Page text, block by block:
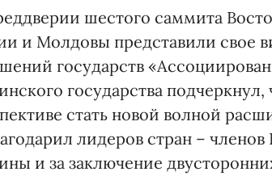
шестого саммита
и Молдовы представили свое
государств
государства
стать новой волной
лидеров стран –
и за заключение